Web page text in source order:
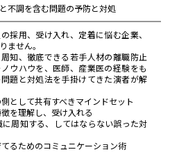
不調を含む問題の予防と対処
採用、受け入れ、定着に悩む企業、
ません。
知、徹底できる若手人材の離職防止
ウハウを、医師、産業医の経験をも
題と対処法を手掛けてきた演者が解
として共有すべきマインドセット
を理解し、受け入れる
周知する、してはならない誤った対
るためのコミュニケーション術